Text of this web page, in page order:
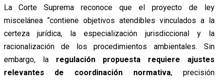
La Corte Suprema reconoce que el proyecto de ley
miscelánea “contiene objetivos atendibles vinculados a la
certeza jurídica, la especialización jurisdiccional y la
racionalización de los procedimientos ambientales. Sin
embargo, la regulación propuesta requiere ajustes
relevantes de coordinación normativa, precisión